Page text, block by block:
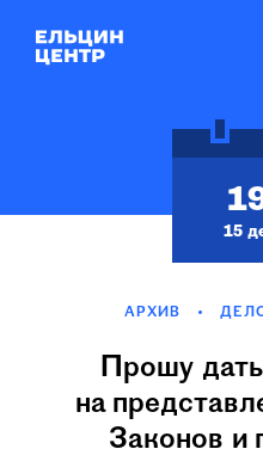
15
АРХИВ
Прошу
на
Законов и